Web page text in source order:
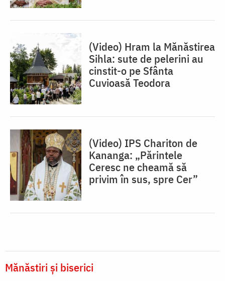
(Video) Hram la Mănăstirea
Sihla: sute de pelerini au
cinstit-o pe Sfânta
Cuvioasă Teodora
(Video) IPS Chariton de
Kananga: „Părintele
Ceresc ne cheamă să
privim în sus, spre Cer”
Mănăstiri și biserici